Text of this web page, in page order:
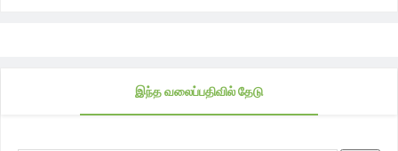
இந்த வலைப்பதிவில் தேடு